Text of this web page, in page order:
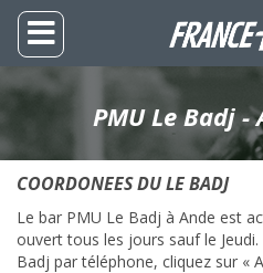
PMU Le Badj -
COORDONEES DU LE BADJ
Le bar PMU Le Badj à Ande est
ouvert tous les jours sauf le
Badj par téléphone, cliquez sur «